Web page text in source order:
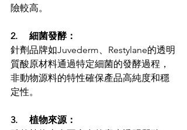
險較高。
2.     細菌發酵：
針劑品牌如Juvederm、Restylane的透明
質酸原材料通過特定細菌的發酵過程，
非動物源料的特性確保產品高純度和穩
定性。
3.     植物來源：